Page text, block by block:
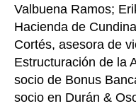
Valbuena Ramos;
Hacienda de
Cortés, asesora de
Estructuración de la
socio de Bonus
socio en Durán &